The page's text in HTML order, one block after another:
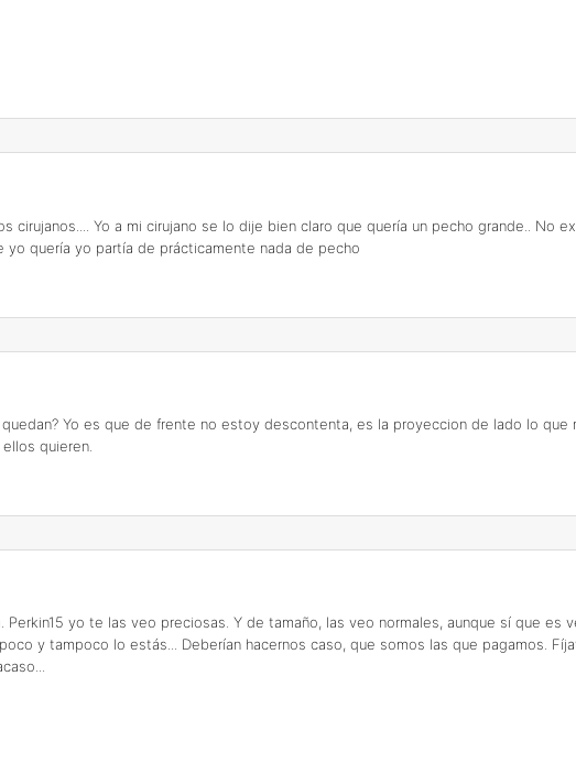
cirujanos.... Yo a mi cirujano se lo dije bien claro que quería un pecho grande.. No
quería yo partía de prácticamente nada de pecho
Yo es que de frente no estoy descontenta, es la proyeccion de lado lo
quieren.
yo te las veo preciosas. Y de tamaño, las veo normales, aunque sí que es
y tampoco lo estás... Deberían hacernos caso, que somos las que pagamos.